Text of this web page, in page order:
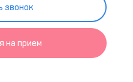
звонок
на прием